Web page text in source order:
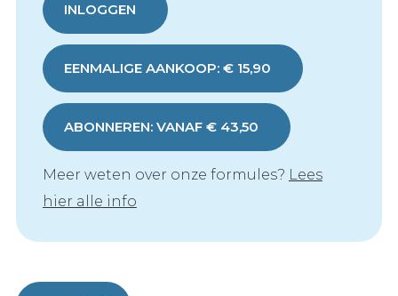
INLOGGEN
EENMALIGE AANKOOP: € 15,90
ABONNEREN: VANAF € 43,50
Meer weten over onze formules? Lees
hier alle info